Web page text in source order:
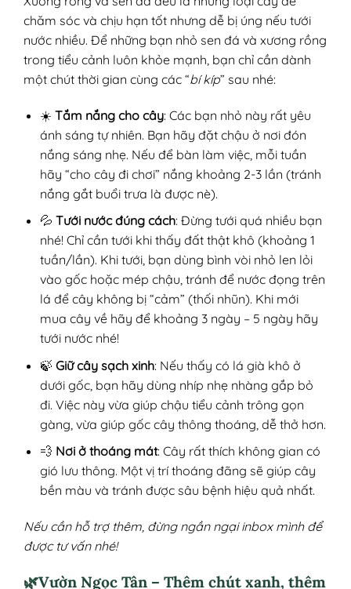
chăm sóc và chịu hạn tốt nhưng dễ bị úng nếu tưới
nước nhiều. Để những bạn nhỏ sen đá và xương rồng
trong tiểu cảnh luôn khỏe mạnh, bạn chỉ cần dành
một chút thời gian cùng các “bí kíp” sau nhé:
☀️ Tắm nắng cho cây: Các bạn nhỏ này rất yêu
ánh sáng tự nhiên. Bạn hãy đặt chậu ở nơi đón
nắng sáng nhẹ. Nếu để bàn làm việc, mỗi tuần
hãy “cho cây đi chơi” nắng khoảng 2-3 lần (tránh
nắng gắt buổi trưa là được nè).
💦 Tưới nước đúng cách: Đừng tưới quá nhiều bạn
nhé! Chỉ cần tưới khi thấy đất thật khô (khoảng 1
tuần/lần). Khi tưới, bạn dùng bình vòi nhỏ len lỏi
vào gốc hoặc mép chậu, tránh để nước đọng trên
lá để cây không bị “cảm” (thối nhũn). Khi mới
mua cây về hãy để khoảng 3 ngày – 5 ngày hãy
tưới nước nhé!
🍃 Giữ cây sạch xinh: Nếu thấy có lá già khô ở
dưới gốc, bạn hãy dùng nhíp nhẹ nhàng gắp bỏ
đi. Việc này vừa giúp chậu tiểu cảnh trông gọn
gàng, vừa giúp gốc cây thông thoáng, dễ thở hơn.
💨 Nơi ở thoáng mát: Cây rất thích không gian có
gió lưu thông. Một vị trí thoáng đãng sẽ giúp cây
bền màu và tránh được sâu bệnh hiệu quả nhất.
Nếu cần hỗ trợ thêm, đừng ngần ngại inbox mình để
được tư vấn nhé!
🌿Vườn Ngọc Tân – Thêm chút xanh, thêm